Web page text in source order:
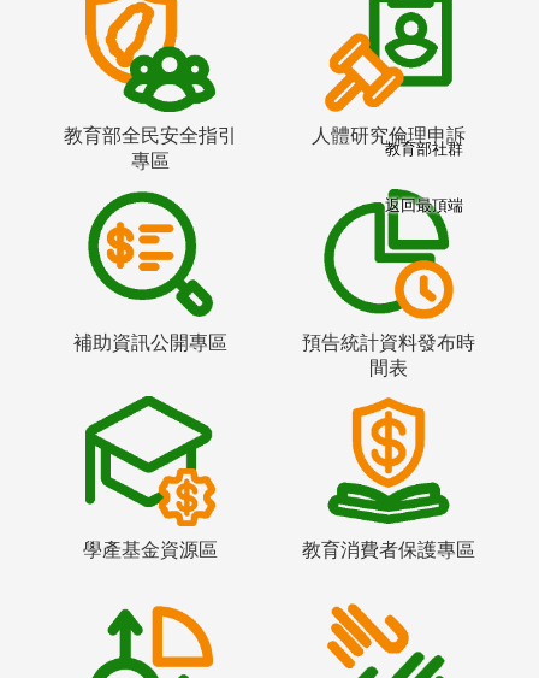
教育部全民安全指引
專區
人體研究倫理申訴
補助資訊公開專區
預告統計資料發布時
間表
學產基金資源區 教育消費者保護專區
教育部社群
返回最頂端